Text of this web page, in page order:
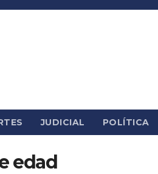
JUDICIAL POLÍTICA
edad